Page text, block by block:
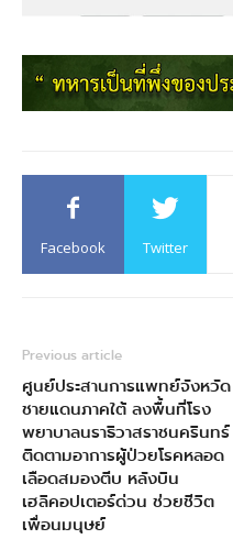
Facebook Twitter
Previous article
ศูนย์ประสานการแพทย์จังหวัด
ชายแดนภาคใต้ ลงพื้นที่โรง
พยาบาลนราธิวาสราชนครินทร์
ติดตามอาการผู้ป่วยโรคหลอด
เลือดสมองตีบ หลังบิน
เฮลิคอปเตอร์ด่วน ช่วยชีวิต
เพื่อนมนุษย์